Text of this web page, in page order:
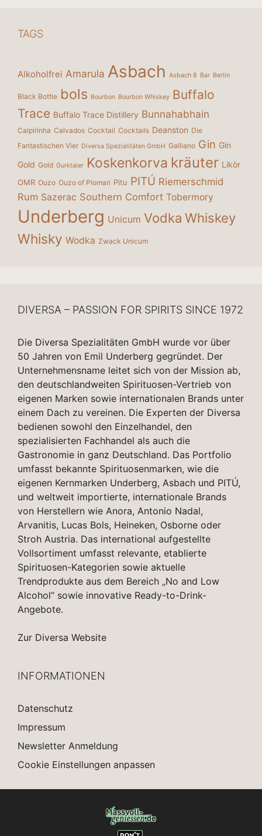
TAGS
Alkoholfrei Amarula Asbach Asbach 8 Bar Berlin
Black Bottle bols Bourbon Bourbon Whiskey Buffalo
Trace Buffalo Trace Distillery Bunnahabhain
Caipirinha Calvados Cocktail Cocktails Deanston Die
Fantastischen Vier Diversa Spezialitäten GmbH Galliano Gin Gin
Gold Gold Gurktaler Koskenkorva kräuter Likör
OMR Ouzo Ouzo of Plomari Pitu PITÚ Riemerschmid
Rum Sazerac Southern Comfort Tobermory
Underberg Unicum Vodka Whiskey
Whisky Wodka Zwack Unicum
DIVERSA – PASSION FOR SPIRITS SINCE 1972
Die Diversa Spezialitäten GmbH wurde vor über
50 Jahren von Emil Underberg gegründet. Der
Unternehmensname leitet sich von der Mission ab,
den deutschlandweiten Spirituosen-Vertrieb von
eigenen Marken sowie internationalen Brands unter
einem Dach zu vereinen. Die Experten der Diversa
bedienen sowohl den Einzelhandel, den
spezialisierten Fachhandel als auch die
Gastronomie in ganz Deutschland. Das Portfolio
umfasst bekannte Spirituosenmarken, wie die
eigenen Kernmarken Underberg, Asbach und PITÚ,
und weltweit importierte, internationale Brands
von Herstellern wie Anora, Antonio Nadal,
Arvanitis, Lucas Bols, Heineken, Osborne oder
Stroh Austria. Das international aufgestellte
Vollsortiment umfasst relevante, etablierte
Spirituosen-Kategorien sowie aktuelle
Trendprodukte aus dem Bereich „No and Low
Alcohol“ sowie innovative Ready-to-Drink-
Angebote.
Zur Diversa Website
INFORMATIONEN
Datenschutz
Impressum
Newsletter Anmeldung
Cookie Einstellungen anpassen